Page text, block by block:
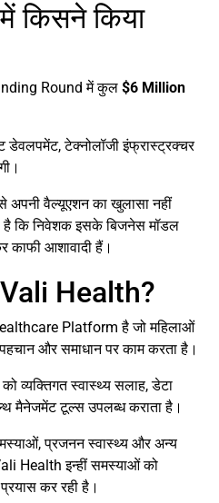
किसने किया
Round में कुल $6 Million
टेक्नोलॉजी इंफ्रास्ट्रक्चर
अपनी वैल्यूएशन का खुलासा नहीं
कि निवेशक इसके बिजनेस मॉडल
काफी आशावादी हैं।
Vali Health?
Platform है जो महिलाओं
और समाधान पर काम करता है।
व्यक्तिगत स्वास्थ्य सलाह, डेटा
मैनेजमेंट टूल्स उपलब्ध कराता है।
प्रजनन स्वास्थ्य और अन्य
Health इन्हीं समस्याओं को
कर रही है।